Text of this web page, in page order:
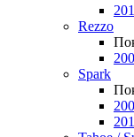
Rezzo
Spark